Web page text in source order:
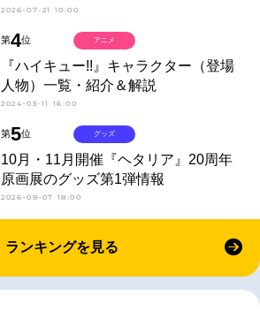
2026-07-21 10:00
第4位
『ハイキュー!!』キャラクター（登場
人物）一覧・紹介＆解説
2024-03-11 16:00
アニメ
第5位
10月・11月開催『ヘタリア』20周年
原画展のグッズ第1弾情報
2026-08-07 18:00
グッズ
ランキングを見る